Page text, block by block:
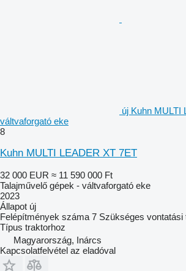
új Kuhn MULTI
váltvaforgató eke
8
Kuhn MULTI LEADER XT 7ET
32 000 EUR ≈ 11 590 000 Ft
Talajművelő gépek - váltvaforgató eke
2023
Állapot új
Felépítmények száma 7 Szükséges vontatási
Típus traktorhoz
Magyarország, Inárcs
Kapcsolatfelvétel az eladóval